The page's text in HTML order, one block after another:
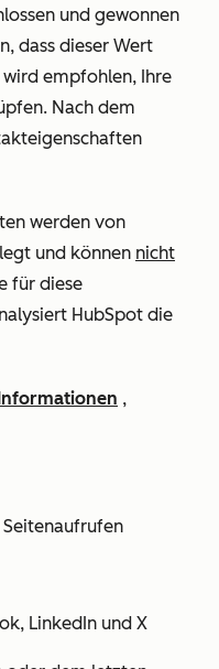
und gewonnen
dass dieser Wert
empfohlen, Ihre
Nach dem
werden von
und können nicht
für diese
HubSpot die
,
LinkedIn und X